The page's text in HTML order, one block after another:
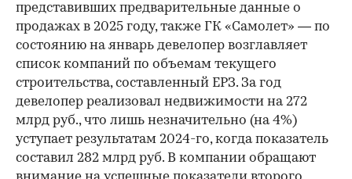
представивших предварительные данные о
продажах в 2025 году, также ГК «Самолет» — по
состоянию на январь девелопер возглавляет
список компаний по объемам текущего
строительства, составленный ЕРЗ. За год
девелопер реализовал недвижимости на 272
млрд руб., что лишь незначительно (на 4%)
уступает результатам 2024-го, когда показатель
составил 282 млрд руб. В компании обращают